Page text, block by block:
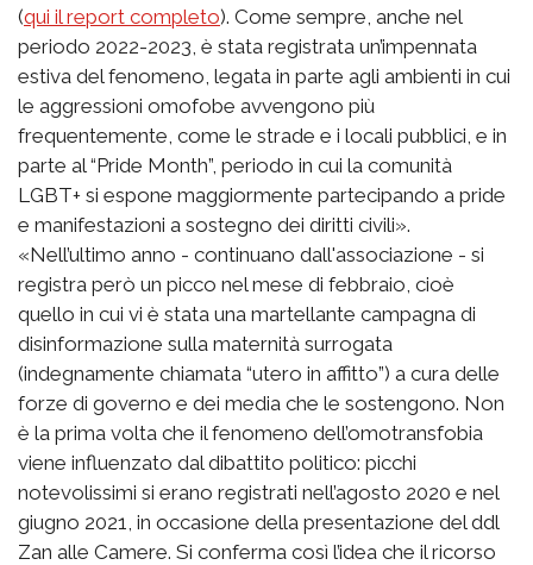
(qui il report completo). Come sempre, anche nel
periodo 2022-2023, è stata registrata un’impennata
estiva del fenomeno, legata in parte agli ambienti in cui
le aggressioni omofobe avvengono più
frequentemente, come le strade e i locali pubblici, e in
parte al “Pride Month”, periodo in cui la comunità
LGBT+ si espone maggiormente partecipando a pride
e manifestazioni a sostegno dei diritti civili».
«Nell’ultimo anno - continuano dall'associazione - si
registra però un picco nel mese di febbraio, cioè
quello in cui vi è stata una martellante campagna di
disinformazione sulla maternità surrogata
(indegnamente chiamata “utero in affitto”) a cura delle
forze di governo e dei media che le sostengono. Non
è la prima volta che il fenomeno dell’omotransfobia
viene influenzato dal dibattito politico: picchi
notevolissimi si erano registrati nell’agosto 2020 e nel
giugno 2021, in occasione della presentazione del ddl
Zan alle Camere. Si conferma così l’idea che il ricorso